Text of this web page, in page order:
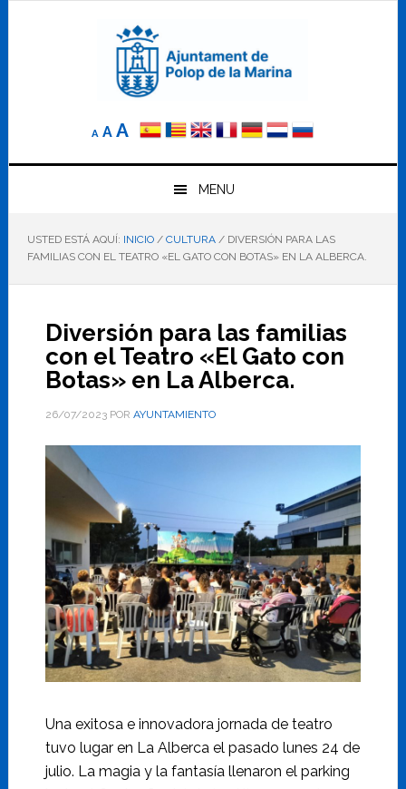
A
Reducir
elA Tamaño
AAumentar
el
tamaño
letra
MENU
USTED ESTÁ AQUÍ: INICIO / CULTURA /DIVERSIÓN PARA LAS
FAMILIAS CON EL TEATRO «EL GATO CON BOTAS» EN LA ALBERCA.
Diversión para las familias
con el Teatro «El Gato con
Botas» en La Alberca.
26/07/2023POR AYUNTAMIENTO
Una exitosa e innovadora jornada de teatro
tuvo lugar en La Alberca el pasado lunes 24 de
julio. La magia y la fantasía llenaron el parking